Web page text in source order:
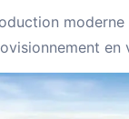
moderne
en